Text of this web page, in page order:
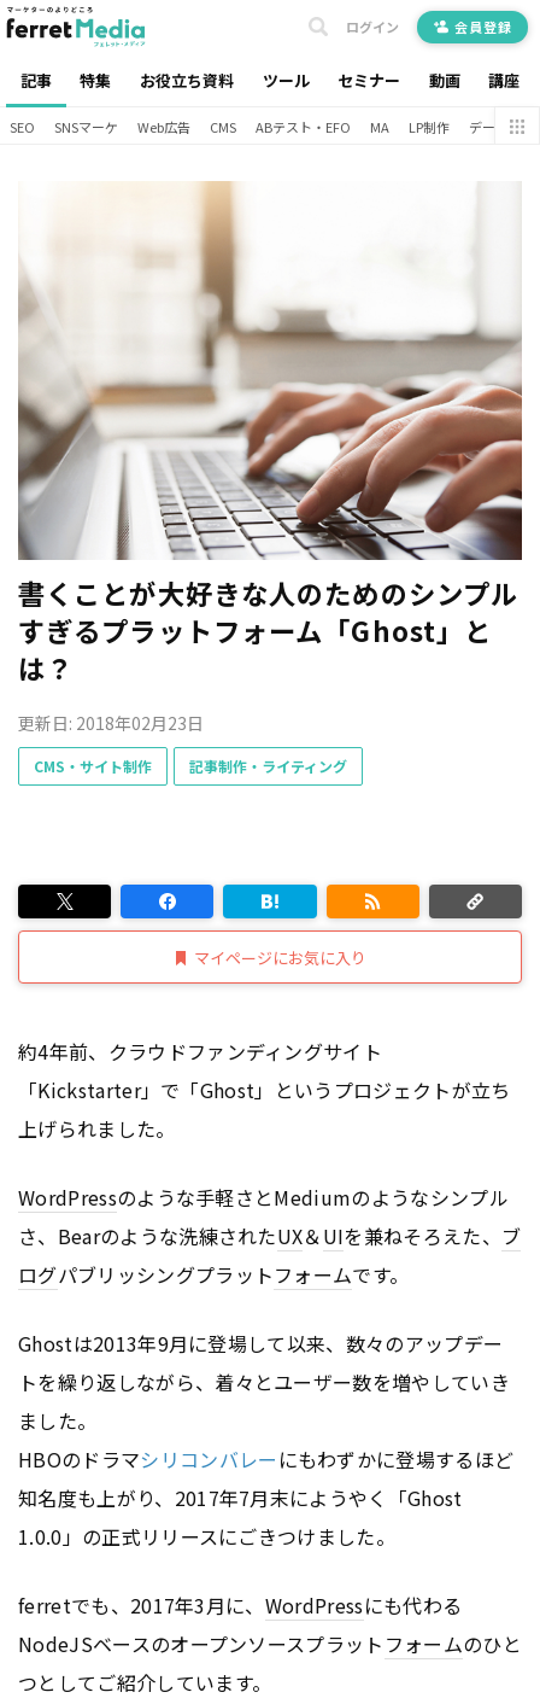
記事 特集 お役立ち資料 ツール セミナー 動画 講座
ログイン 会員登録
SEO SNSマーケ Web広告 CMS ABテスト・EFO MA LP制作 データ分析
書くことが大好きな人のためのシンプル
すぎるプラットフォーム「Ghost」と
は？
更新日: 2018年02月23日
CMS・サイト制作 記事制作・ライティング
マイページにお気に入り
約4年前、クラウドファンディングサイト
「Kickstarter」で「Ghost」というプロジェクトが立ち
上げられました。
WordPressのような手軽さとMediumのようなシンプル
さ、Bearのような洗練されたUX＆UIを兼ねそろえた、 ブ
ログパブリッシングプラットフォームです。
Ghostは2013年9月に登場して以来、数々のアップデー
トを繰り返しながら、着々とユーザー数を増やしていき
ました。
HBOのドラマシリコンバレー にもわずかに登場するほど
知名度も上がり、2017年7月末にようやく「Ghost
1.0.0」の正式リリースにごきつけました。
ferretでも、2017年3月に、 WordPressにも代わる
NodeJSベースのオープンソースプラット フォームのひと
つとしてご紹介しています。